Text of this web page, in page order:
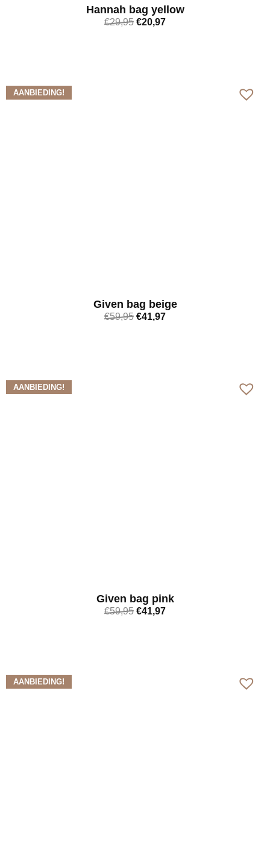
Hannah bag yellow
€29,95 €20,97
AANBIEDING!
Given bag beige
€59,95 €41,97
AANBIEDING!
Given bag pink
€59,95 €41,97
AANBIEDING!